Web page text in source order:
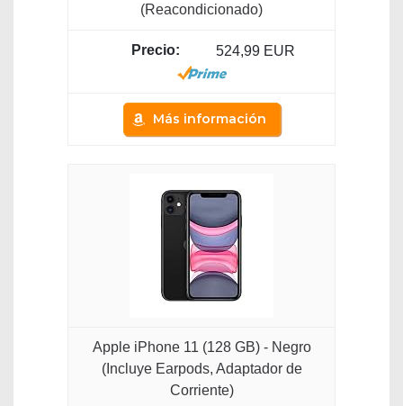
(Reacondicionado)
524,99 EUR
Más información
Apple iPhone 11 (128 GB) - Negro
(Incluye Earpods, Adaptador de
Corriente)